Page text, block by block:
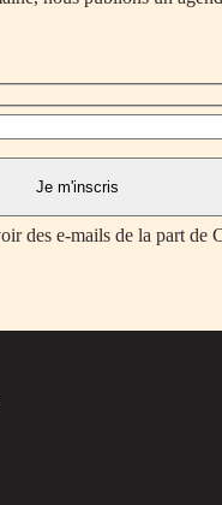
des e-mails de la part de